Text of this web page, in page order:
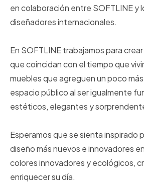
en colaboración entre SOFTLINE y
diseñadores internacionales.
En SOFTLINE trabajamos para
que coincidan con el tiempo que
muebles que agreguen un poco
espacio público al ser igualmente
estéticos, elegantes y
Esperamos que se sienta inspirado
diseño más nuevos e innovadores
colores innovadores y ecológicos,
enriquecer su día.